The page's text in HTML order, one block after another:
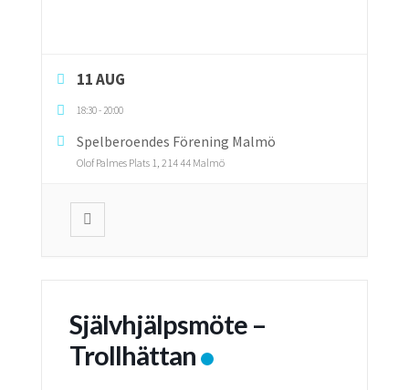
11 AUG
18:30- 20:00
Spelberoendes Förening Malmö
Olof Palmes Plats 1, 214 44 Malmö
Självhjälpsmöte –
Trollhättan